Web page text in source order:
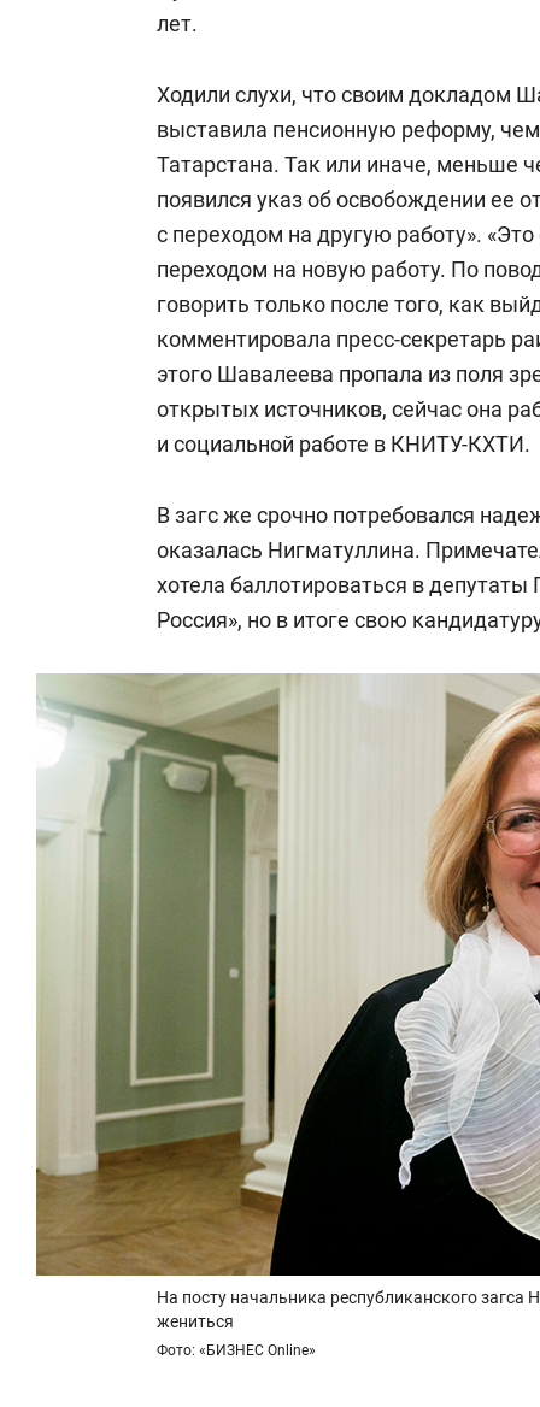
лет.
Ходили слухи, что своим докладом
выставила пенсионную реформу,
Татарстана. Так или иначе, меньше
появился указ об освобождении ее
с переходом на другую работу».
переходом на новую работу. По
говорить только после того, как
комментировала пресс-секретарь
этого Шавалеева пропала из поля
открытых источников, сейчас она
и социальной работе в КНИТУ-КХТИ.
В загс же срочно потребовался
оказалась Нигматуллина.
хотела баллотироваться в депутаты
Россия», но в итоге свою
На посту начальника республиканского
жениться
Фото: «БИЗНЕС Online»